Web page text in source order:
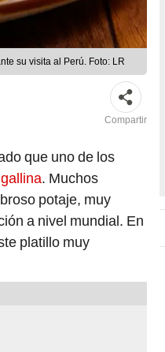
su visita al Perú. Foto: LR
Compartir
que uno de los
. Muchos
potaje, muy
a nivel mundial. En
platillo muy